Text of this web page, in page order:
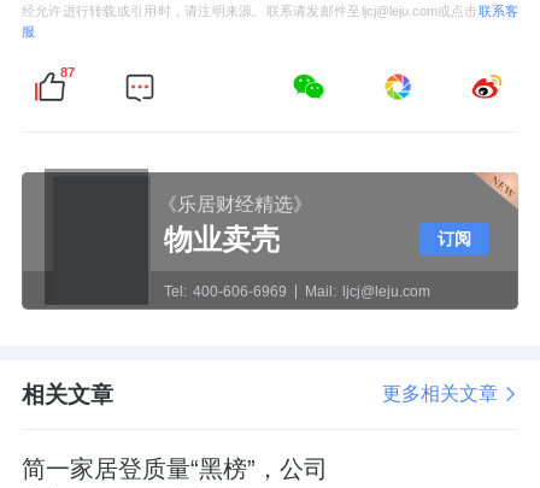
经允许进行转载或引用时，请注明来源。联系请发邮件至ljcj@leju.com或点击联系客
服
87
《乐居财经精选》
物业卖壳
Tel: 400-606-6969 Mail: ljcj@leju.com
订阅
相关文章 更多相关文章
简一家居登质量“黑榜”，公司